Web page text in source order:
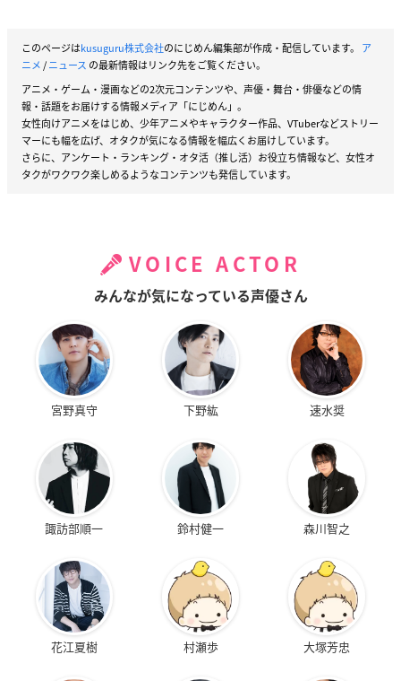
このページはkusuguru株式会社のにじめん編集部が作成・配信しています。 ア
ニメ/ニュース の最新情報はリンク先をご覧ください。
アニメ・ゲーム・漫画などの2次元コンテンツや、声優・舞台・俳優などの情
報・話題をお届けする情報メディア「にじめん」。
女性向けアニメをはじめ、少年アニメやキャラクター作品、VTuberなどストリー
マーにも幅を広げ、オタクが気になる情報を幅広くお届けしています。
さらに、アンケート・ランキング・オタ活（推し活）お役立ち情報など、女性オ
タクがワクワク楽しめるようなコンテンツも発信しています。
VOICE ACTOR
みんなが気になっている声優さん
宮野真守 下野紘 速水奨
諏訪部順一 鈴村健一 森川智之
花江夏樹 村瀬歩 大塚芳忠